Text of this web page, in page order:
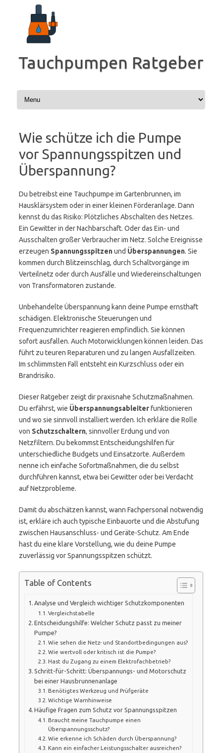
springen
Tauchpumpen Ratgeber
Wie schütze ich die Pumpe
vor Spannungsspitzen und
Überspannung?
Du betreibst eine Tauchpumpe im Gartenbrunnen, im
Hausklärsystem oder in einer kleinen Förderanlage. Dann
kennst du das Risiko: Plötzliches Abschalten des Netzes.
Ein Gewitter in der Nachbarschaft. Oder das Ein- und
Ausschalten großer Verbraucher im Netz. Solche Ereignisse
erzeugen Spannungsspitzenund Überspannungen. Sie
kommen durch Blitzeinschlag, durch Schaltvorgänge im
Verteilnetz oder durch Ausfälle und Wiedereinschaltungen
von Transformatoren zustande.
Unbehandelte Überspannung kann deine Pumpe ernsthaft
schädigen. Elektronische Steuerungen und
Frequenzumrichter reagieren empfindlich. Sie können
sofort ausfallen. Auch Motorwicklungen können leiden. Das
führt zu teuren Reparaturen und zu langen Ausfallzeiten.
Im schlimmsten Fall entsteht ein Kurzschluss oder ein
Brandrisiko.
Dieser Ratgeber zeigt dir praxisnahe Schutzmaßnahmen.
Du erfährst, wie Überspannungsableiterfunktionieren
und wo sie sinnvoll installiert werden. Ich erkläre die Rolle
von Schutzschaltern, sinnvoller Erdung und von
Netzfiltern. Du bekommst Entscheidungshilfen für
unterschiedliche Budgets und Einsatzorte. Außerdem
nenne ich einfache Sofortmaßnahmen, die du selbst
durchführen kannst, etwa bei Gewitter oder bei Verdacht
auf Netzprobleme.
Damit du abschätzen kannst, wann Fachpersonal notwendig
ist, erkläre ich auch typische Einbauorte und die Abstufung
zwischen Hausanschluss- und Geräte-Schutz. Am Ende
hast du eine klare Vorstellung, wie du deine Pumpe
zuverlässig vor Spannungsspitzen schützt.
Table of Contents
Analyse und Vergleich wichtiger Schutzkomponenten
Vergleichstabelle
Entscheidungshilfe: Welcher Schutz passt zu meiner
Pumpe?
Wie sehen die Netz- und Standortbedingungen aus?
Wie wertvoll oder kritisch ist die Pumpe?
Hast du Zugang zu einem Elektrofachbetrieb?
Schritt-für-Schritt: Überspannungs- und Motorschutz
bei einer Hausbrunnenanlage
Benötigtes Werkzeug und Prüfgeräte
Wichtige Warnhinweise
Häufige Fragen zum Schutz vor Spannungsspitzen
Braucht meine Tauchpumpe einen
Überspannungsschutz?
Wie erkenne ich Schäden durch Überspannung?
Kann ein einfacher Leistungsschalter ausreichen?